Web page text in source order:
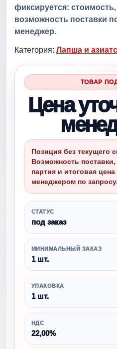
фиксируется:
возможность поставки
менеджер.
Категория: Лапша и
ТОВАР
Цена
Позиция без текущего
Возможность поставки,
партия и итоговая
менеджером по запросу.
СТАТУС
под заказ
МИНИМАЛЬНЫЙ ЗАКАЗ
1 шт.
УПАКОВКА
1 шт.
НДС
22,00%